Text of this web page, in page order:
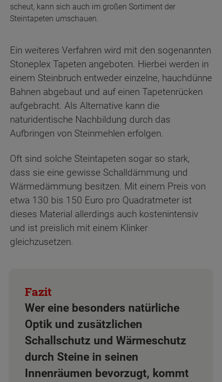
scheut, kann sich auch im großen Sortiment der
Steintapeten umschauen.
Ein weiteres Verfahren wird mit den sogenannten
Stoneplex Tapeten angeboten. Hierbei werden in
einem Steinbruch entweder einzelne, hauchdünne
Bahnen abgebaut und auf einen Tapetenrücken
aufgebracht. Als Alternative kann die
naturidentische Nachbildung durch das
Aufbringen von Steinmehlen erfolgen.
Oft sind solche Steintapeten sogar so stark,
dass sie eine gewisse Schalldämmung und
Wärmedämmung besitzen. Mit einem Preis von
etwa 130 bis 150 Euro pro Quadratmeter ist
dieses Material allerdings auch kostenintensiv
und ist preislich mit einem Klinker
gleichzusetzen.
Wer eine besonders natürliche
Optik und zusätzlichen
Schallschutz und Wärmeschutz
durch Steine in seinen
Innenräumen bevorzugt, kommt